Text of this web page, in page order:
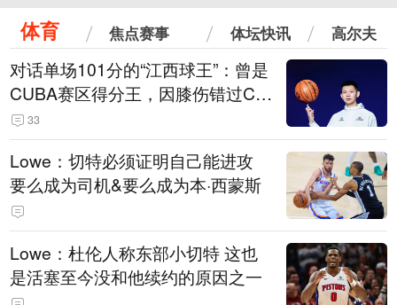
体育 焦点赛事 体坛快讯 高尔夫
对话单场101分的“江西球王”：曾是
CUBA赛区得分王，因膝伤错过CB
A选秀
33
Lowe：切特必须证明自己能进攻
要么成为司机&要么成为本·西蒙斯
Lowe：杜伦人称东部小切特 这也
是活塞至今没和他续约的原因之一